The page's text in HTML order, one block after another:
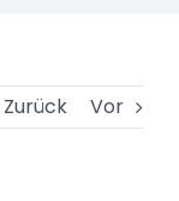
Zurück Vor